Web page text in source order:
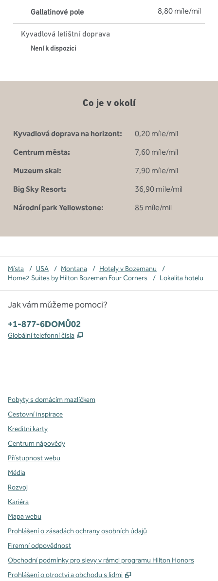
Gallatinové pole 8,80 míle/mil
Kyvadlová letištní doprava
Není k dispozici
Co je v okolí
Kyvadlová doprava na horizont:
0,20 míle/mil
Centrum města:
7,60 míle/mil
Muzeum skal:
7,90 míle/mil
Big Sky Resort:
36,90 míle/mil
Národní park Yellowstone:
85 míle/mil
Místa / USA / Montana / Hotely v Bozemanu
/
Home2 Suites by Hilton Bozeman Four Corners
/ Lokalita hotelu
Jak vám můžeme pomoci?
Telefon:
+1-877-6DOMŮ02
Globální telefonní čísla ,
Pobyty s domácím mazlíčkem
Cestovní inspirace
Kreditní karty
Centrum nápovědy
Přístupnost webu
Média
Rozvoj
Kariéra
Mapa webu
Prohlášení o zásadách ochrany osobních údajů
Firemní odpovědnost
Obchodní podmínky pro slevy v rámci programu Hilton Honors
Prohlášení o otroctví a obchodu s lidmi
,